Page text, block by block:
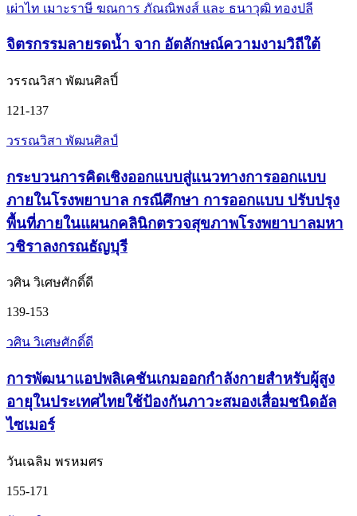
เผ่าไท เมาะราษี ฆณการ ภัณณิพงส์ และ ธนาวุฒิ ทองปลี
จิตรกรรมลายรดน้ำ จาก อัตลักษณ์ความงามวิถีใต้
วรรณวิสา พัฒนศิลปิ์
121-137
วรรณวิสา พัฒนศิลป์
กระบวนการคิดเชิงออกแบบสู่แนวทางการออกแบบ
ภายในโรงพยาบาล กรณีศึกษา การออกแบบ ปรับปรุง
พื้นที่ภายในแผนกคลินิกตรวจสุขภาพโรงพยาบาลมหา
วชิราลงกรณธัญบุรี
วศิน วิเศษศักดิ์ดี
139-153
วศิน วิเศษศักดิ์ดี
การพัฒนาแอปพลิเคชันเกมออกกำลังกายสำหรับผู้สูง
อายุในประเทศไทยใช้ป้องกันภาวะสมองเสื่อมชนิดอัล
ไซเมอร์
วันเฉลิม พรหมศร
155-171